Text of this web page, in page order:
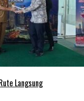
Langsung